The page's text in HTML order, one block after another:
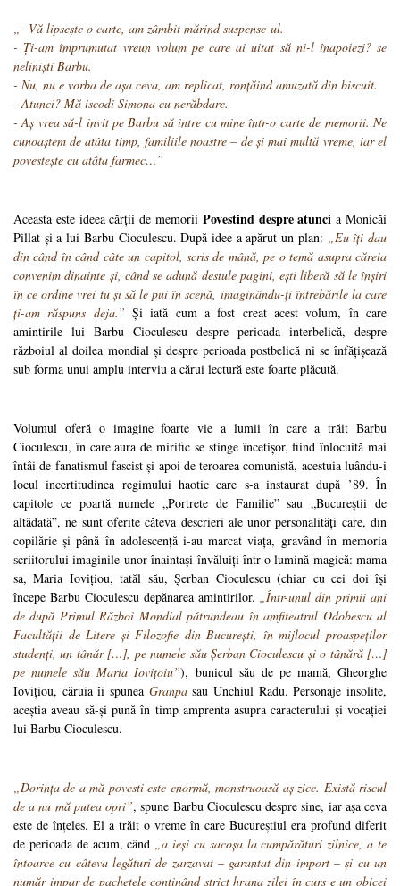
„- Vă lipsește o carte, am zâmbit mărind suspense-ul.
- Ți-am împrumutat vreun volum pe care ai uitat să ni-l înapoiezi? se
neliniști Barbu.
- Nu, nu e vorba de așa ceva, am replicat, ronțăind amuzată din biscuit.
- Atunci? Mă iscodi Simona cu nerăbdare.
- Aș vrea să-l invit pe Barbu să intre cu mine într-o carte de memorii. Ne
cunoaștem de atâta timp, familiile noastre – de și mai multă vreme, iar el
povestește cu atâta farmec…”
Aceasta este ideea cărții de memorii Povestind despre atunci a Monicăi
Pillat și a lui Barbu Cioculescu. După idee a apărut un plan: „Eu îți dau
din când în când câte un capitol, scris de mână, pe o temă asupra căreia
convenim dinainte și, când se adună destule pagini, ești liberă să le înșiri
în ce ordine vrei tu și să le pui în scenă, imaginându-ți întrebările la care
ți-am răspuns deja.” Și iată cum a fost creat acest volum, în care
amintirile lui Barbu Cioculescu despre perioada interbelică, despre
războiul al doilea mondial și despre perioada postbelică ni se înfățișează
sub forma unui amplu interviu a cărui lectură este foarte plăcută.
Volumul oferă o imagine foarte vie a lumii în care a trăit Barbu
Cioculescu, în care aura de mirific se stinge încetișor, fiind înlocuită mai
întâi de fanatismul fascist și apoi de teroarea comunistă, acestuia luându-i
locul incertitudinea regimului haotic care s-a instaurat după ’89. În
capitole ce poartă numele „Portrete de Familie” sau „Bucureștii de
altădată”, ne sunt oferite câteva descrieri ale unor personalități care, din
copilărie și până în adolescență i-au marcat viața, gravând în memoria
scriitorului imaginile unor înaintași învăluiți într-o lumină magică: mama
sa, Maria Iovițiou, tatăl său, Șerban Cioculescu (chiar cu cei doi își
începe Barbu Cioculescu depănarea amintirilor. „Într-unul din primii ani
de după Primul Război Mondial pătrundeau în amfiteatrul Odobescu al
Facultății de Litere și Filozofie din București, în mijlocul proaspeților
studenți, un tânăr […], pe numele său Șerban Cioculescu și o tânără […]
pe numele său Maria Iovițoiu”), bunicul său de pe mamă, Gheorghe
Iovițiou, căruia îi spunea Granpasau Unchiul Radu. Personaje insolite,
aceștia aveau să-și pună în timp amprenta asupra caracterului și vocației
lui Barbu Cioculescu.
„Dorința de a mă povesti este enormă, monstruoasă aș zice. Există riscul
de a nu mă putea opri”, spune Barbu Cioculescu despre sine, iar așa ceva
este de înțeles. El a trăit o vreme în care Bucureștiul era profund diferit
de perioada de acum, când „a ieși cu sacoșa la cumpărături zilnice, a te
întoarce cu câteva legături de zarzavat – garantat din import – și cu un
număr impar de pachețele conținând strict hrana zilei în curs e un obicei